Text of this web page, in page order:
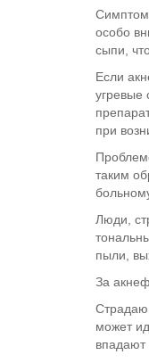
особо
сыпи,
Если
угревые
при
таким
Люди,
пыли,
За
может
впадают